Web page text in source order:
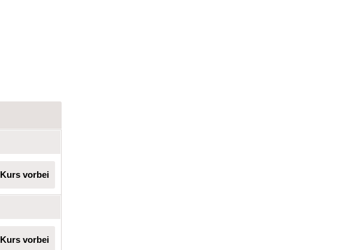
Kurs vorbei
Kurs vorbei